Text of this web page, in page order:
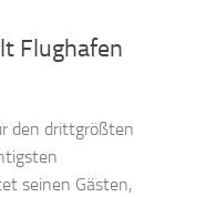
Flughafen
den drittgrößten
seinen Gästen,